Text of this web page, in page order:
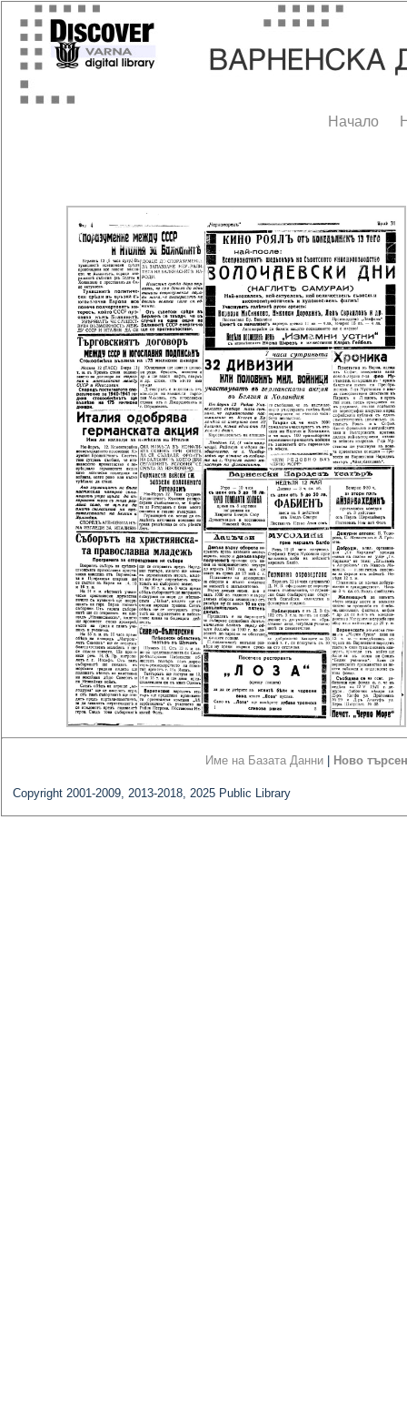
Начало
Име на Базата Данни Ново
Copyright 2001-2009, 2013-2018, 2025 Public Library